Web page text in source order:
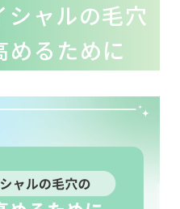
シャルの毛穴
めるために